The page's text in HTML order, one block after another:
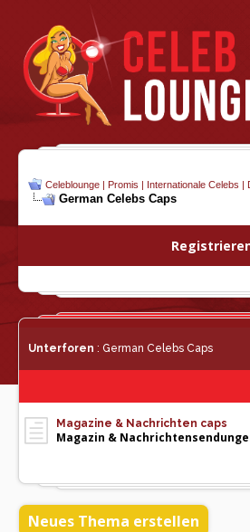
Celeblounge | Promis | Internationale Celebs |
German Celebs Caps
Unterforen : German Celebs Caps
Magazine & Nachrichten caps
Magazin &
Neues Thema erstellen